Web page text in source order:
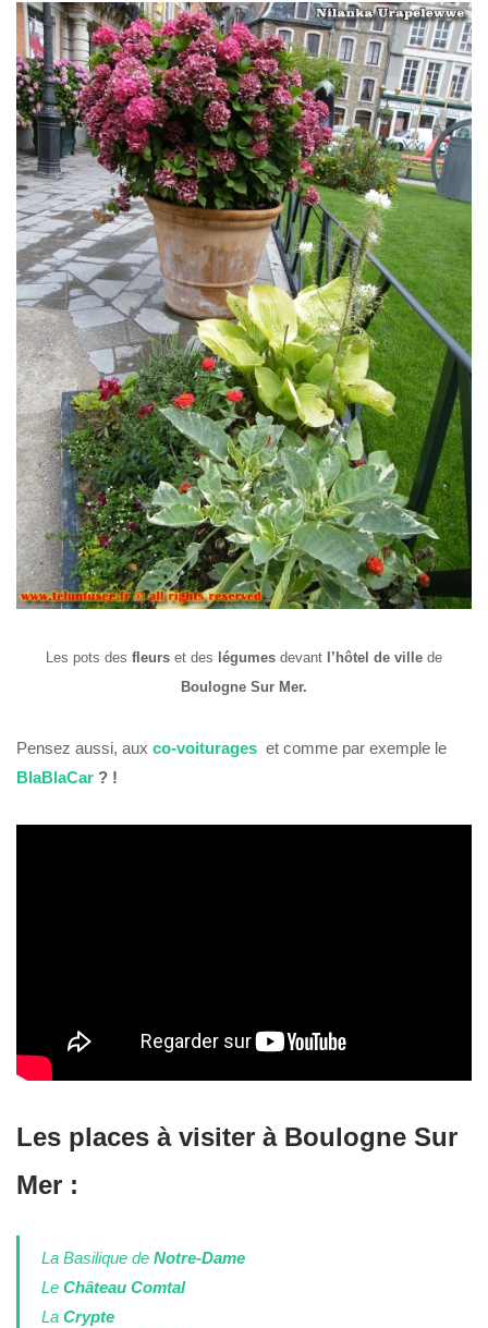
Les pots des fleurs et des légumes devant l’hôtel de ville de
Boulogne Sur Mer.
Pensez aussi, aux co-voiturages et comme par exemple le
BlaBlaCar ? !
Les places à visiter à Boulogne Sur
Mer :
La Basilique de Notre-Dame
Le Château Comtal
La Crypte